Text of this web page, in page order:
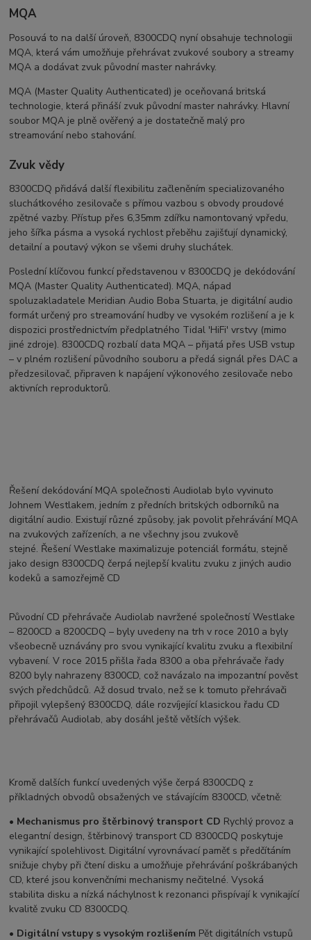
MQA
Posouvá to na další úroveň, 8300CDQ nyní obsahuje technologii
MQA, která vám umožňuje přehrávat zvukové soubory a streamy
MQA a dodávat zvuk původní master nahrávky.
MQA (Master Quality Authenticated) je oceňovaná britská
technologie, která přináší zvuk původní master nahrávky. Hlavní
soubor MQA je plně ověřený a je dostatečně malý pro
streamování nebo stahování.
Zvuk vědy
8300CDQ přidává další flexibilitu začleněním specializovaného
sluchátkového zesilovače s přímou vazbou s obvody proudové
zpětné vazby. Přístup přes 6,35mm zdířku namontovaný vpředu,
jeho šířka pásma a vysoká rychlost přeběhu zajišťují dynamický,
detailní a poutavý výkon se všemi druhy sluchátek.
Poslední klíčovou funkcí představenou v 8300CDQ je dekódování
MQA (Master Quality Authenticated). MQA, nápad
spoluzakladatele Meridian Audio Boba Stuarta, je digitální audio
formát určený pro streamování hudby ve vysokém rozlišení a je k
dispozici prostřednictvím předplatného Tidal 'HiFi' vrstvy (mimo
jiné zdroje). 8300CDQ rozbalí data MQA – přijatá přes USB vstup
– v plném rozlišení původního souboru a předá signál přes DAC a
předzesilovač, připraven k napájení výkonového zesilovače nebo
aktivních reproduktorů.
Řešení dekódování MQA společnosti Audiolab bylo vyvinuto
Johnem Westlakem, jedním z předních britských odborníků na
digitální audio. Existují různé způsoby, jak povolit přehrávání MQA
na zvukových zařízeních, a ne všechny jsou zvukově
stejné. Řešení Westlake maximalizuje potenciál formátu, stejně
jako design 8300CDQ čerpá nejlepší kvalitu zvuku z jiných audio
kodeků a samozřejmě CD
Původní CD přehrávače Audiolab navržené společností Westlake
– 8200CD a 8200CDQ – byly uvedeny na trh v roce 2010 a byly
všeobecně uznávány pro svou vynikající kvalitu zvuku a flexibilní
vybavení. V roce 2015 přišla řada 8300 a oba přehrávače řady
8200 byly nahrazeny 8300CD, což navázalo na impozantní pověst
svých předchůdců. Až dosud trvalo, než se k tomuto přehrávači
připojil vylepšený 8300CDQ, dále rozvíjející klasickou řadu CD
přehrávačů Audiolab, aby dosáhl ještě větších výšek.
Kromě dalších funkcí uvedených výše čerpá 8300CDQ z
příkladných obvodů obsažených ve stávajícím 8300CD, včetně:
• Mechanismus pro štěrbinový transport CD Rychlý provoz a
elegantní design, štěrbinový transport CD 8300CDQ poskytuje
vynikající spolehlivost. Digitální vyrovnávací paměť s předčítáním
snižuje chyby při čtení disku a umožňuje přehrávání poškrábaných
CD, které jsou konvenčními mechanismy nečitelné. Vysoká
stabilita disku a nízká náchylnost k rezonanci přispívají k vynikající
kvalitě zvuku CD 8300CDQ.
• Digitálnívstupy s vysokým rozlišením Pět digitálních vstupů